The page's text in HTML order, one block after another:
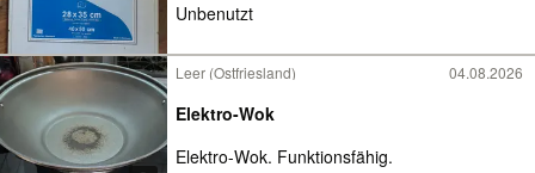
Unbenutzt
Leer (Ostfriesland) 04.08.2026
Elektro-Wok
Elektro-Wok. Funktionsfähig.